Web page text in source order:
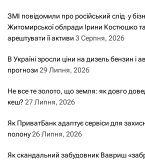
ЗМІ повідомили про російський слід у
Житомирської облради Ірини Костюшко
арештувати її активи 3 Серпня, 2026
В Україні зросли ціни на дизель бензин і
прогнози 29 Липня, 2026
Не все те золото, що земля: як довго
кеш? 27 Липня, 2026
Як ПриватБанк адаптує сервіси для
полону26 Липня, 2026
Як скандальний забудовник Вавриш